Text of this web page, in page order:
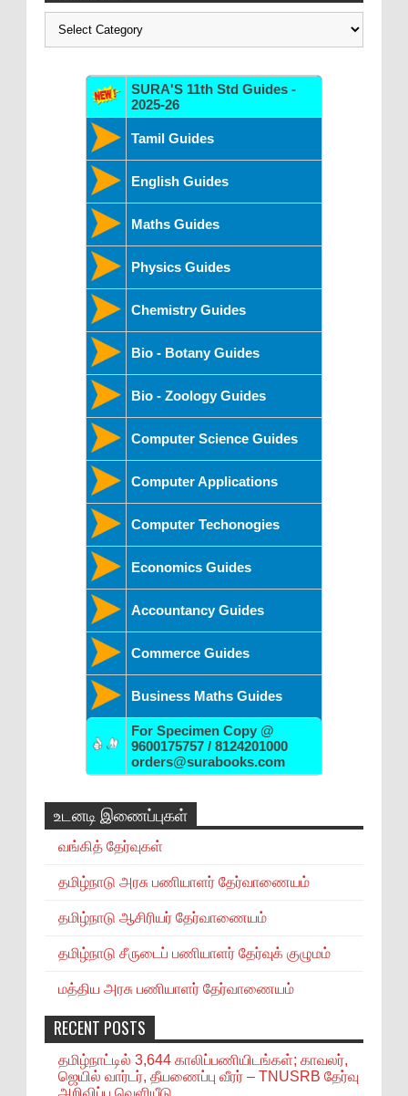
Categories
SURA'S 11th Std Guides -
2025-26
Tamil Guides
English Guides
Maths Guides
Physics Guides
Chemistry Guides
Bio - Botany Guides
Bio - Zoology Guides
Computer Science Guides
Computer Applications
Computer Techonogies
Economics Guides
Accountancy Guides
Commerce Guides
Business Maths Guides
For Specimen Copy @
9600175757 / 8124201000
orders@surabooks.com
உடனடி இணைப்புகள்
வங்கித் தேர்வுகள்
தமிழ்நாடு அரசு பணியாளர் தேர்வாணையம்
தமிழ்நாடு ஆசிரியர் தேர்வாணையம்
தமிழ்நாடு சீருடைப் பணியாளர் தேர்வுக் குழுமம்
மத்திய அரசு பணியாளர் தேர்வாணையம்
RECENT POSTS
தமிழ்நாட்டில் 3,644 காலிப்பணியிடங்கள்; காவலர்,
ஜெயில் வார்டர், தீயணைப்பு வீரர் – TNUSRB தேர்வு
அறிவிப்பு வெளியீடு